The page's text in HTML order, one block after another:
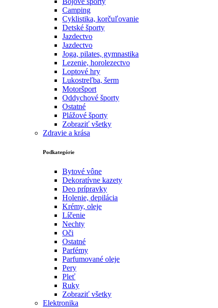
Camping
Cyklistika, korčuľovanie
Detské športy
Jazdectvo
Jazdectvo
Joga, pilates, gymnastika
Lezenie, horolezectvo
Loptové hry
Lukostreľba, šerm
Motoršport‎
Oddychové športy
Ostatné
Plážové športy
Zobraziť všetky
Zdravie a krása
Podkategórie
Bytové vône
Dekoratívne kazety
Deo prípravky
Holenie, depilácia
Krémy, oleje
Líčenie
Nechty
Oči
Ostatné
Parfémy
Parfumované oleje
Pery
Pleť
Ruky
Zobraziť všetky
Elektronika